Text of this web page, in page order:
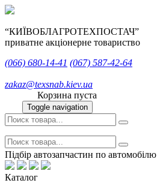
“КИЇВОБЛАГРОТЕХПОСТАЧ”
приватне акціонерне товариство
(066) 680-14-41 (067) 587-42-64
zakaz@texsnab.kiev.ua
Корзина пуста
Toggle navigation
Підбір автозапчастин по автомобілю
Каталог